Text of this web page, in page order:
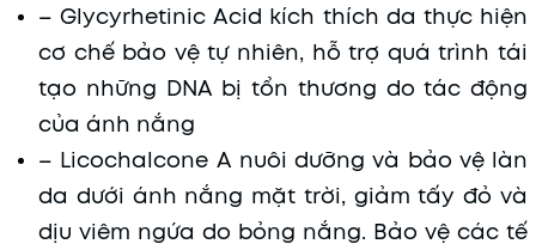
– Glycyrhetinic Acid kích thích da thực hiện
cơ chế bảo vệ tự nhiên, hỗ trợ quá trình tái
tạo những DNA bị tổn thương do tác động
của ánh nắng
– Licochalcone A nuôi dưỡng và bảo vệ làn
da dưới ánh nắng mặt trời, giảm tấy đỏ và
dịu viêm ngứa do bỏng nắng. Bảo vệ các tế